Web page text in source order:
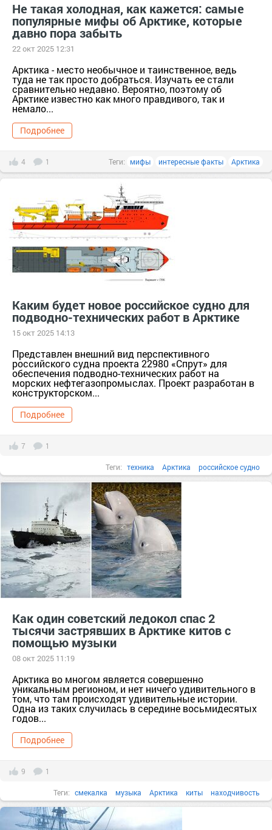
Не такая холодная, как кажется: самые
популярные мифы об Арктике, которые
давно пора забыть
22 окт 2025 12:31
Арктика - место необычное и таинственное, ведь
туда не так просто добраться. Изучать ее стали
сравнительно недавно. Вероятно, поэтому об
Арктике известно как много правдивого, так и
немало...
Подробнее
4 1 Теги: мифы интересные факты Арктика
Каким будет новое российское судно для
подводно-технических работ в Арктике
15 окт 2025 14:13
Представлен внешний вид перспективного
российского судна проекта 22980 «Спрут» для
обеспечения подводно-технических работ на
морских нефтегазопромыслах. Проект разработан в
конструкторском...
Подробнее
7 1
Теги: техника Арктика российское судно
подводно-технические работы
Как один советский ледокол спас 2
тысячи застрявших в Арктике китов с
помощью музыки
08 окт 2025 11:19
Арктика во многом является совершенно
уникальным регионом, и нет ничего удивительного в
том, что там происходят удивительные истории.
Одна из таких случилась в середине восьмидесятых
годов...
Подробнее
9 1
Теги: смекалка музыка Арктика киты находчивость
история спасения